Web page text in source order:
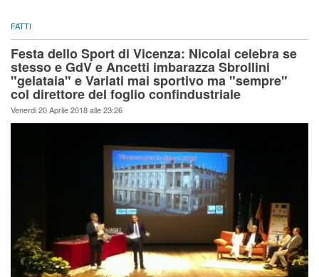
FATTI
Festa dello Sport di Vicenza: Nicolai celebra se
stesso e GdV e Ancetti imbarazza Sbrollini
"gelataia" e Variati mai sportivo ma "sempre"
col direttore del foglio confindustriale
Venerdi 20 Aprile 2018 alle 23:26